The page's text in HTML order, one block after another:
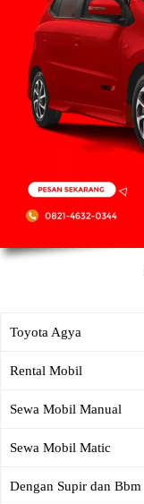
Toyota Agya
Rental Mobil
Sewa Mobil Manual
Sewa Mobil Matic
Dengan Supir dan Bbm